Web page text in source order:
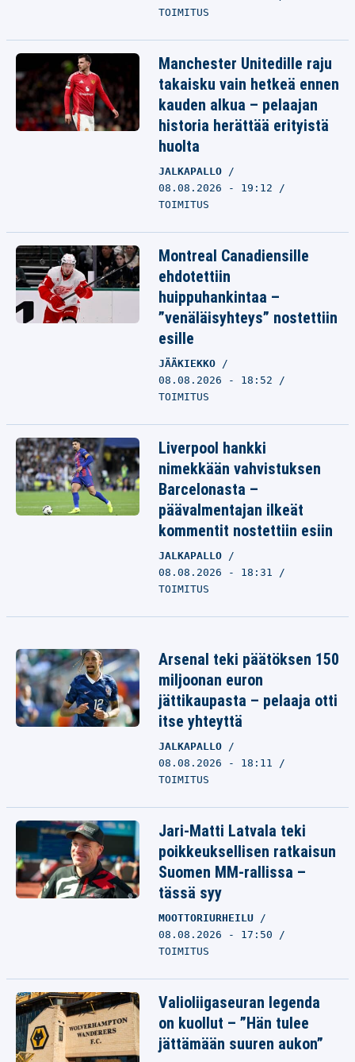
TOIMITUS
Manchester Unitedille raju
takaisku vain hetkeä ennen
kauden alkua – pelaajan
historia herättää erityistä
huolta
JALKAPALLO
08.08.2026 - 19:12
TOIMITUS
Montreal Canadiensille
ehdotettiin
huippuhankintaa –
”venäläisyhteys” nostettiin
esille
JÄÄKIEKKO
08.08.2026 - 18:52
TOIMITUS
Liverpool hankki
nimekkään vahvistuksen
Barcelonasta –
päävalmentajan ilkeät
kommentit nostettiin esiin
JALKAPALLO
08.08.2026 - 18:31
TOIMITUS
Arsenal teki päätöksen 150
miljoonan euron
jättikaupasta – pelaaja otti
itse yhteyttä
JALKAPALLO
08.08.2026 - 18:11
TOIMITUS
Jari-Matti Latvala teki
poikkeuksellisen ratkaisun
Suomen MM-rallissa –
tässä syy
MOOTTORIURHEILU
08.08.2026 - 17:50
TOIMITUS
Valioliigaseuran legenda
on kuollut – ”Hän tulee
jättämään suuren aukon”